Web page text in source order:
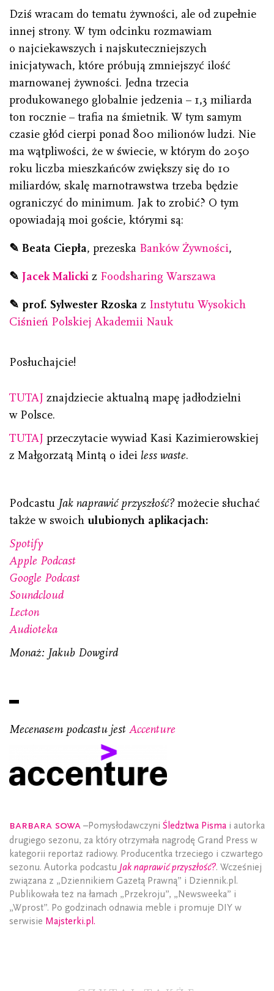
Dziś wracam do tematu żywności, ale od zupełnie
innej strony. W tym odcinku rozmawiam
o najciekawszych i najskuteczniejszych
inicjatywach, które próbują zmniejszyć ilość
marnowanej żywności. Jedna trzecia
produkowanego globalnie jedzenia – 1,3 miliarda
ton rocznie – trafia na śmietnik. W tym samym
czasie głód cierpi ponad 800 milionów ludzi. Nie
ma wątpliwości, że w świecie, w którym do 2050
roku liczba mieszkańców zwiększy się do 10
miliardów, skalę marnotrawstwa trzeba będzie
ograniczyć do minimum. Jak to zrobić? O tym
opowiadają moi goście, którymi są:
✎ Beata Ciepła, prezeska Banków Żywności,
✎ Jacek Malicki z Foodsharing Warszawa
✎ prof. Sylwester Rzoska z Instytutu Wysokich
Ciśnień Polskiej Akademii Nauk
Posłuchajcie!
TUTAJ znajdziecie aktualną mapę jadłodzielni
w Polsce.
TUTAJ przeczytacie wywiad Kasi Kazimierowskiej
z Małgorzatą Mintą o idei less waste.
Podcastu Jak naprawić przyszłość? możecie słuchać
także w swoich ulubionych aplikacjach:
Spotify
Apple Podcast
Google Podcast
Soundcloud
Lecton
Audioteka
Monaż: Jakub Dowgird
Mecenasem podcastu jest Accenture
Barbara Sowa –Pomysłodawczyni Śledztwa Pisma i autorka
drugiego sezonu, za który otrzymała nagrodę Grand Press w
kategorii reportaż radiowy. Producentka trzeciego i czwartego
sezonu. Autorka podcastu Jak naprawić przyszłość?. Wcześniej
związana z „Dziennikiem Gazetą Prawną” i Dziennik.pl.
Publikowała też na łamach „Przekroju”, „Newsweeka” i
„Wprost”. Po godzinach odnawia meble i promuje DIY w
serwisie Majsterki.pl.